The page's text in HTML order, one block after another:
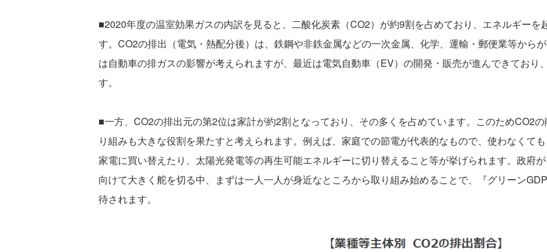
■2020年度の温室効果ガスの内訳を見ると、二酸化炭素（CO2）が約9割を占めており、エネルギーを
す。CO2の排出（電気・熱配分後）は、鉄鋼や非鉄金属などの一次金属、化学、運輸・郵便業等から
は自動車の排ガスの影響が考えられますが、最近は電気自動車（EV）の開発・販売が進んできており
す。
■一方、CO2の排出元の第2位は家計が約2割となっており、その多くを占めています。このためCO2
り組みも大きな役割を果たすと考えられます。例えば、家庭での節電が代表的なもので、使わなくて
家電に買い替えたり、太陽光発電等の再生可能エネルギーに切り替えること等が挙げられます。政府
向けて大きく舵を切る中、まずは一人一人が身近なところから取り組み始めることで、『グリーン
待されます。